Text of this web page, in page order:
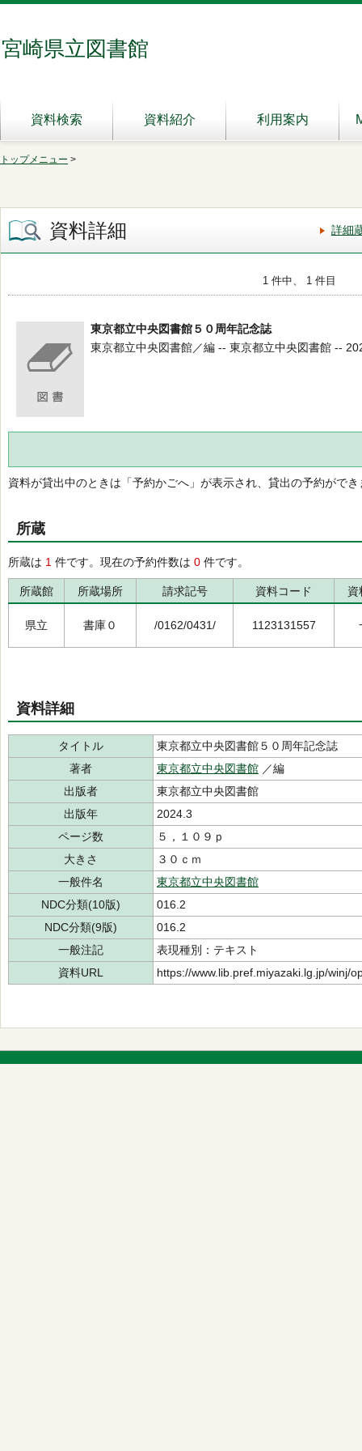
宮崎県立図書館
資料検索 資料紹介 利用案内
トップメニュー >
資料詳細 詳細
1 件中、 1 件目
東京都立中央図書館５０周年記念誌
東京都立中央図書館／編 -- 東京都立中央図書館 --
資料が貸出中のときは「予約かごへ」が表示され、貸出の予約ができ
所蔵
所蔵は 1 件です。現在の予約件数は 0 件です。
所蔵館 所蔵場所 請求記号 資料コード 資
県立 書庫０ /0162/0431/ 1123131557
資料詳細
タイトル
東京都立中央図書館５０周年記念誌
著者
東京都立中央図書館 ／編
出版者
東京都立中央図書館
出版年
2024.3
ページ数
５，１０９ｐ
大きさ
３０ｃｍ
一般件名
東京都立中央図書館
NDC分類(10版)
016.2
NDC分類(9版)
016.2
一般注記
表現種別：テキスト
資料URL
https://www.lib.pref.miyazaki.lg.jp/winj/